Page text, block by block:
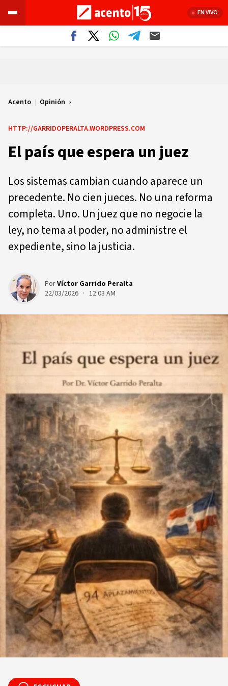
EN VIVO
Acento | Opinión
HTTP://GARRIDOPERALTA.WORDPRESS.COM
El país que espera un juez
Los sistemas cambian cuando aparece un
precedente. No cien jueces. No una reforma
completa. Uno. Un juez que no negocie la
ley, no tema al poder, no administre el
expediente, sino la justicia.
PorVíctor Garrido Peralta
22/03/2026 · 12:03 AM